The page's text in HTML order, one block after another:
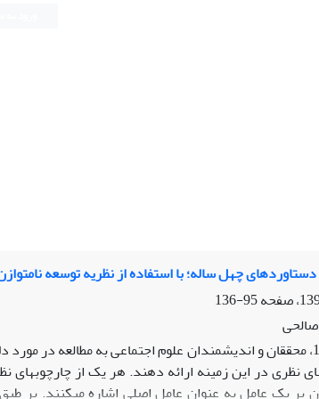
95-136
با وقوع انقلاب 1357، محققان و اندیشمندان علوم اجتماعی به مطالعه
نظری در این زمینه ارائه دهند. هر یک از
بر یک عامل به عنوان عامل اصلی اشاره می­کنند. بر طبق